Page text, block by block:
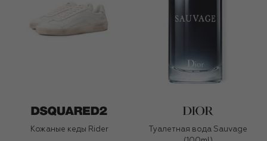
Кожаные кеды Rider
Туалетная вода Sauvage